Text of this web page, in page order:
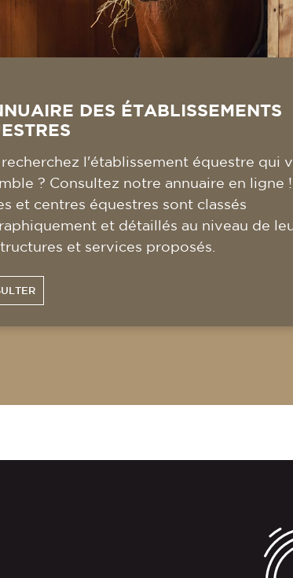
DES ÉTABLISSEMENTS
l'établissement équestre qui
? Consultez notre annuaire en ligne
et centres équestres sont classés
et détaillés au niveau de
et services proposés.